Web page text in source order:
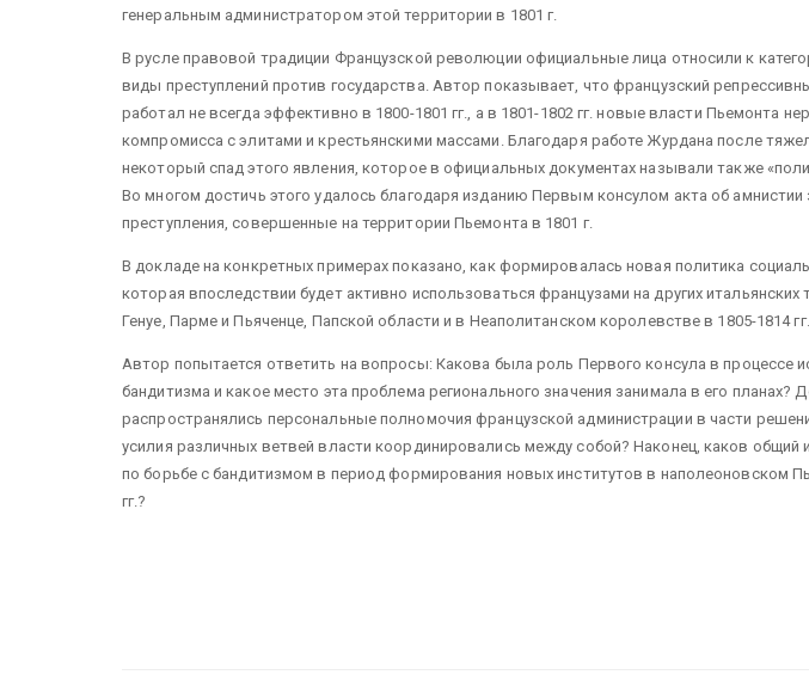
генеральным администратором этой территории в 1801 г.
В русле правовой традиции Французской революции официальные лица относили к
виды преступлений против государства. Автор показывает, что французский
работал не всегда эффективно в 1800-1801 гг., а в 1801-1802 гг. новые власти Пьемонта
компромисса с элитами и крестьянскими массами. Благодаря работе Журдана после
некоторый спад этого явления, которое в официальных документах называли также
Во многом достичь этого удалось благодаря изданию Первым консулом акта об амнистии
преступления, совершенные на территории Пьемонта в 1801 г.
В докладе на конкретных примерах показано, как формировалась новая политика
которая впоследствии будет активно использоваться французами на других итальянских
Генуе, Парме и Пьяченце, Папской области и в Неаполитанском королевстве в 1805-1814 гг.
Автор попытается ответить на вопросы: Какова была роль Первого консула в процессе
бандитизма и какое место эта проблема регионального значения занимала в его планах?
распространялись персональные полномочия французской администрации в части
усилия различных ветвей власти координировались между собой? Наконец, каков общий
по борьбе с бандитизмом в период формирования новых институтов в наполеоновском
гг.?